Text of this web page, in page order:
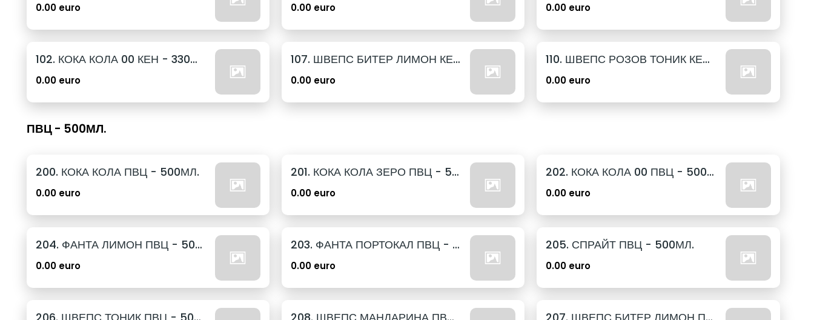
0.00 euro 0.00 euro 0.00 euro
102. КОКА КОЛА 00 КЕН - 330МЛ.
0.00 euro
107. ШВЕПС БИТЕР ЛИМОН КЕН - 330МЛ.
0.00 euro
110. ШВЕПС РОЗОВ ТОНИК КЕН - 330МЛ.
0.00 euro
ПВЦ - 500МЛ.
200. КОКА КОЛА ПВЦ - 500МЛ.
0.00 euro
201. КОКА КОЛА ЗЕРО ПВЦ - 500МЛ.
0.00 euro
202. КОКА КОЛА 00 ПВЦ - 500МЛ.
0.00 euro
204. ФАНТА ЛИМОН ПВЦ - 500МЛ.
0.00 euro
203. ФАНТА ПОРТОКАЛ ПВЦ - 500МЛ.
0.00 euro
205. СПРАЙТ ПВЦ - 500МЛ.
0.00 euro